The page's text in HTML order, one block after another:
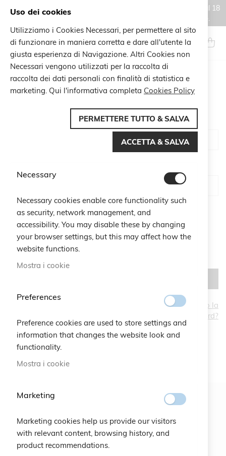
Gli ordini effettuati durante il periodo di chiusura estiva, dal 6 al 18
agosto, saranno processati e spediti a partire dal 19 agosto.
Salta
al
contenuto
Search
CUSTOMER LOGIN
Show Password
Hai dimenticato la
password?
ISCRIVITI
Uso dei cookies
Utilizziamo i Cookies Necessari, per permettere al sito
di funzionare in maniera corretta e dare all'utente la
giusta esperienza di Navigazione. Altri Cookies non
Necessari vengono utilizzati per la raccolta di
raccolta dei dati personali con finalità di statistica e
marketing. Qui l'informativa completa Cookies Policy
PERMETTERE TUTTO & SALVA
ACCETTA & SALVA
Necessary
Necessary cookies enable core functionality such
as security, network management, and
accessibility. You may disable these by changing
your browser settings, but this may affect how the
website functions.
Mostra i cookie
Preferences
Preference cookies are used to store settings and
information that changes the website look and
functionality.
Mostra i cookie
Marketing
Marketing cookies help us provide our visitors
with relevant content, browsing history, and
product recommendations.